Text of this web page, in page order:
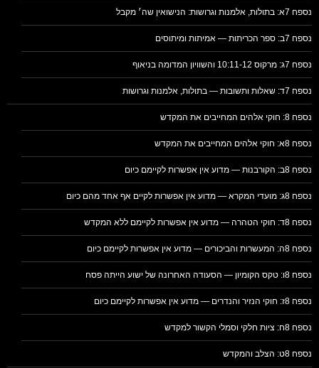
נספח 7א: בתולות, אלמנות וגרושות: הנישואין שה׳ מקבל
נספח 7ב: ספר הכריתות — אמיתות ומיתוסים
נספח 7ג: מרקוס 10:11-12 והשוויון המדומה בניאוף
נספח 7ד: שאלות ותשובות — בתולות, אלמנות וגרושות
נספח 8: חוקי אלהים המחייבים את המקדש
נספח 8א: חוקי אלהים המחייבים את המקדש
נספח 8ב: הקורבנות — מדוע אין אפשרות לקיימם כיום
נספח 8ג: מועדי המקרא — מדוע אין אפשרות לקיים אף אחד מהם כיום
נספח 8ד: חוקי הטהרה — מדוע אין אפשרות לקיימם ללא המקדש
נספח 8ה: המעשרות והביכורים — מדוע אין אפשרות לקיימם כיום
נספח 8ו: טקס הקומיון — הסעודה האחרונה של ישוע הייתה פסח
נספח 8ז: חוקי הנזיר והנדרים — מדוע אין אפשרות לקיימם כיום
נספח 8ח: ציות חלקי וסמלי הקשור למקדש
נספח 8ט: הצלב והמקדש